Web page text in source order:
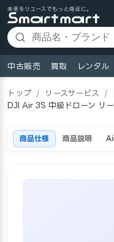
未来をリユースでもっと身近に。
中古販売 買取 レンタル
トップ / リースサービス /
DJI Air 3S 中級ドローン リー
商品仕様 商品説明